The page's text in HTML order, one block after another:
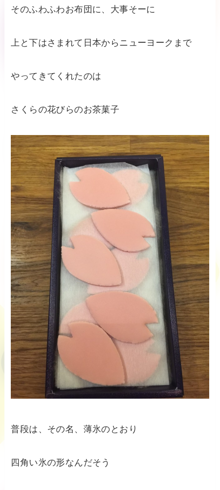
そのふわふわお布団に、大事そーに
上と下はさまれて日本からニューヨークまで
やってきてくれたのは
さくらの花びらのお茶菓子
普段は、その名、薄氷のとおり
四角い氷の形なんだそう